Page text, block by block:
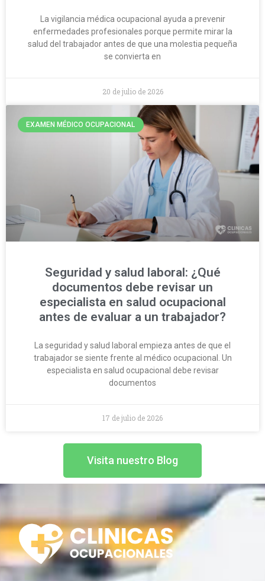
La vigilancia médica ocupacional ayuda a prevenir
enfermedades profesionales porque permite mirar la
salud del trabajador antes de que una molestia pequeña
se convierta en
20 de julio de 2026
EXAMEN MÉDICO OCUPACIONAL
Seguridad y salud laboral: ¿Qué
documentos debe revisar un
especialista en salud ocupacional
antes de evaluar a un trabajador?
La seguridad y salud laboral empieza antes de que el
trabajador se siente frente al médico ocupacional. Un
especialista en salud ocupacional debe revisar
documentos
17 de julio de 2026
Visita nuestro Blog